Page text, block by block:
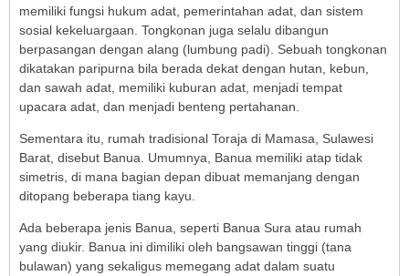
memiliki fungsi hukum adat, pemerintahan adat, dan sistem
sosial kekeluargaan. Tongkonan juga selalu dibangun
berpasangan dengan alang (lumbung padi). Sebuah tongkonan
dikatakan paripurna bila berada dekat dengan hutan, kebun,
dan sawah adat, memiliki kuburan adat, menjadi tempat
upacara adat, dan menjadi benteng pertahanan.
Sementara itu, rumah tradisional Toraja di Mamasa, Sulawesi
Barat, disebut Banua. Umumnya, Banua memiliki atap tidak
simetris, di mana bagian depan dibuat memanjang dengan
ditopang beberapa tiang kayu.
Ada beberapa jenis Banua, seperti Banua Sura atau rumah
yang diukir. Banua ini dimiliki oleh bangsawan tinggi (tana
bulawan) yang sekaligus memegang adat dalam suatu